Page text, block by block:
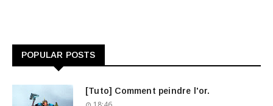
POPULAR POSTS
[Tuto] Comment peindre l'or.